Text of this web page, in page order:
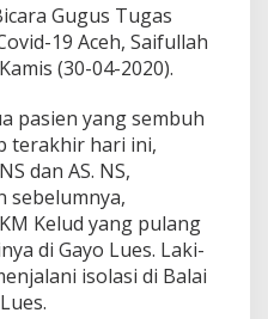
Gugus Tugas
19 Aceh, Saifullah
(30-04-2020).
pasien yang sembuh
terakhir hari ini,
dan AS. NS,
sebelumnya,
Kelud yang pulang
di Gayo Lues. Laki-
isolasi di Balai